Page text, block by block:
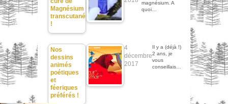
Magnésium
transcutané
!
magnésium. A
quoi…
Nos
dessins
animés
poétiques
et
féeriques
préférés !
4
décembre
2017
Il y a (déjà !)
2 ans, je
vous
conseillais…